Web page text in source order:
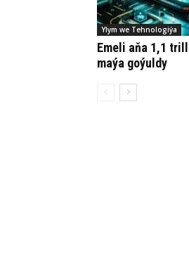
Ylym we Tehnologiýa
Emeli aňa 1,1
maýa goýuldy